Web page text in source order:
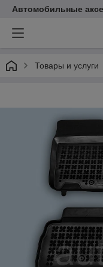
Автомобильные
Товары и услуги